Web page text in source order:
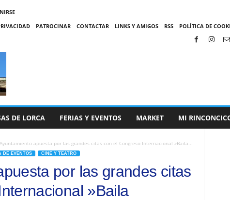
PATROCINAR CONTACTAR LINKS Y AMIGOS RSS POLÍTICA DE
DE LORCA FERIAS Y EVENTOS MARKET MI
apuesta por las grandes citas con el Congreso Internacional »Baila...
DE EVENTOS CINE Y TEATRO
por las grandes citas
»Baila